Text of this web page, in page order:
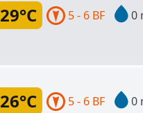
29°C 5 - 6 BF 0
26°C 5 - 6 BF 0